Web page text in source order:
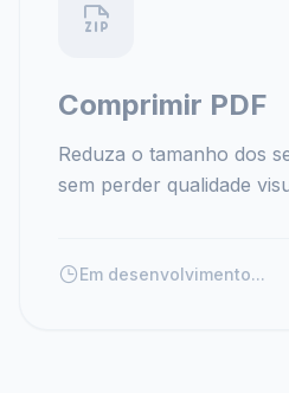
Comprimir PDF
Reduza o tamanho dos
sem perder qualidade
Em desenvolvimento...